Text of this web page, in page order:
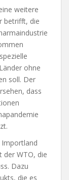
weitere
betrifft, die
ohne
soll. Der
dass
der WTO, die
Dazu
die es